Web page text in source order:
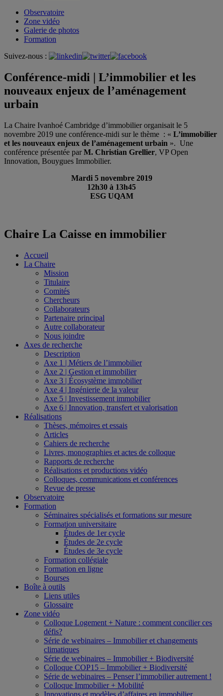
Observatoire
Zone vidéo
Galerie de photos
Formation
Suivez-nous :
Conférence-midi | L’immobilier et les
nouveaux enjeux de l’aménagement
urbain
La Chaire Ivanhoé Cambridge d’immobilier organisait le 5
novembre 2019 une conférence-midi sur le thème : « L’immobilier
et les nouveaux enjeux de l’aménagement urbain ». Une
conférence présentée parM. Christian Grellier, VP Open
Innovation, Bouygues Immobilier.
Mardi 5 novembre 2019
12h30 à 13h45
ESG UQAM
Chaire La Caisse en immobilier
Accueil
La Chaire
Mission
Titulaire
Comités
Chercheurs
Collaborateurs
Partenaire principal
Autre collaborateur
Nous joindre
Axes de recherche
Description
Axe 1 | Métiers de l’immobilier
Axe 2 | Gestion et immobilier
Axe 3 | Écosystème immobilier
Axe 4 | Ingénierie de la valeur
Axe 5 | Investissement immobilier
Axe 6 | Innovation, transfert et valorisation
Réalisations
Thèses, mémoires et essais
Articles
Cahiers de recherche
Livres, monographies et actes de colloque
Rapports de recherche
Réalisations et productions vidéo
Colloques, communications et conférences
Revue de presse
Observatoire
Formation
Séminaires spécialisés et formations sur mesure
Formation universitaire
Études de 1er cycle
Études de 2e cycle
Études de 3e cycle
Formation collégiale
Formation en ligne
Bourses
Boîte à outils
Liens utiles
Glossaire
Zone vidéo
Colloque Logement + Nature : comment concilier ces
défis?
Série de webinaires – Immobilier et changements
climatiques
Série de webinaires – Immobilier + Biodiversité
Colloque COP15 – Immobilier + Biodiversité
Série de webinaires – Penser l’immobilier autrement !
Colloque Immobilier + Mobilité
Innovations et modèles d’affaires en immobilier